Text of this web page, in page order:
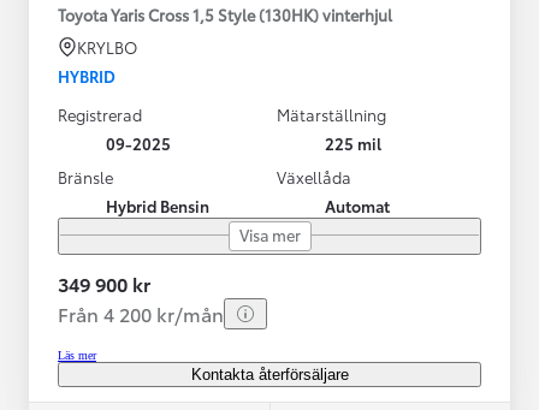
Toyota Yaris Cross 1,5 Style (130HK) vinterhjul
KRYLBO
HYBRID
Registrerad
09-2025
Mätarställning
225 mil
Bränsle
Hybrid Bensin
Växellåda
Automat
Visa mer
349 900 kr
Från 4 200 kr/mån
Läs mer
Kontakta återförsäljare